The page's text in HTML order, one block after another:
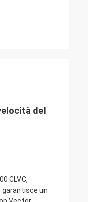
del
CLVC,
garantisce un